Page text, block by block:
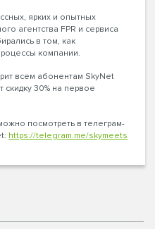
ярких и опытных
агентства FPR и сервиса
в том, как
компании.
всем абонентам SkyNet
30% на первое
посмотреть в телеграм-
https://telegram.me/skymeets